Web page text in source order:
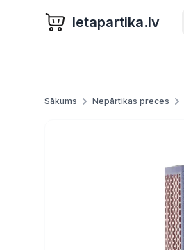
letapartika.lv
Sākums Nepārtikas preces